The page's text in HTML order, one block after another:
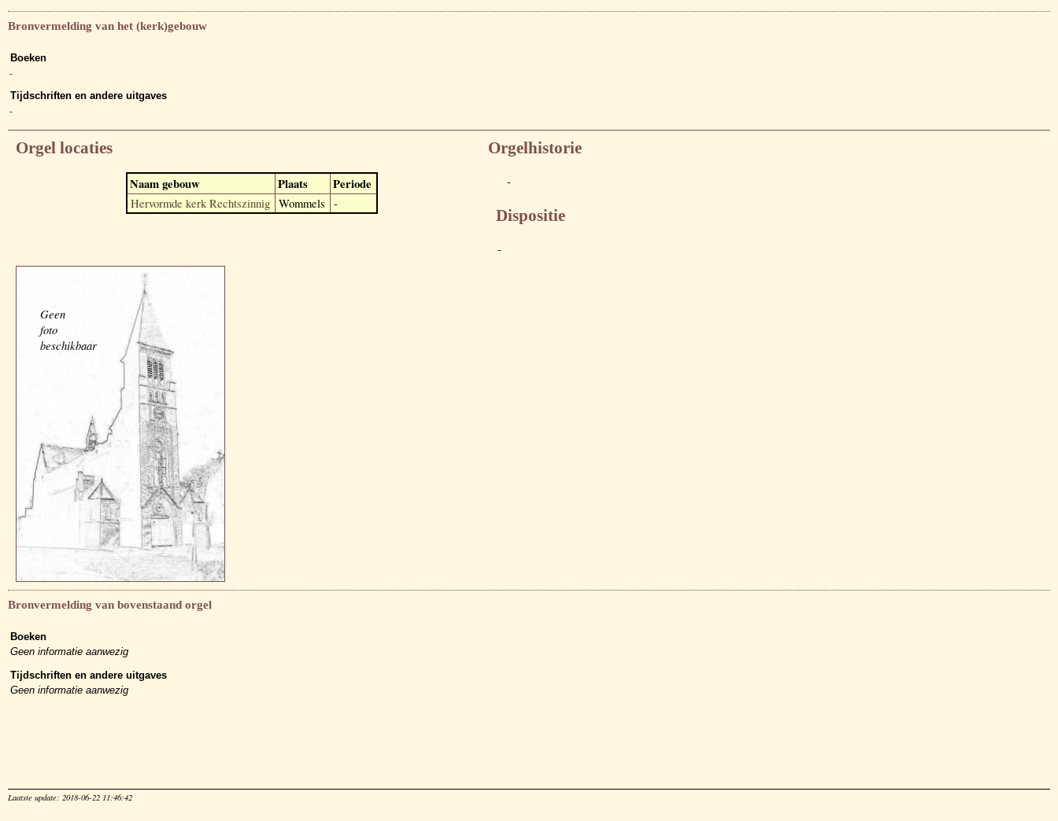
Bronvermelding van het (kerk)gebouw
Boeken
-
Tijdschriften en andere uitgaves
-
Orgel locaties
Naam gebouw Plaats Periode
Hervormde kerk Rechtszinnig Wommels -
Orgelhistorie
-
Dispositie
-
Geen
foto
beschikbaar
Bronvermelding van bovenstaand orgel
Boeken
Geen informatie aanwezig
Tijdschriften en andere uitgaves
Geen informatie aanwezig
Laatste update: 2018-06-22 11:46:42